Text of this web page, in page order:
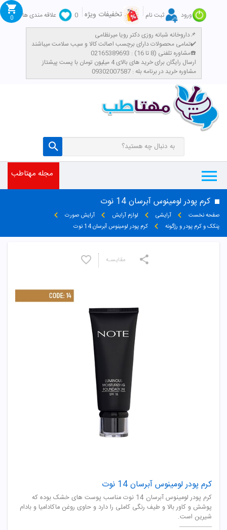
ورود ثبت نام تخفیفات ویژه 0
علاقه مندی ها
داروخانه شبانه روزی دکتر رویا میرنظامی📌
تمامی محصولات دارای برچسب اصالت کالا و سیب سلامت میباشند✔️
مشاوره تلفنی (8 تا 16) : 02165389693☎️
​ارسال رایگان برای خرید های بالای 4 میلیون تومان با پست پیشتاز
مشاوره خرید در برنامه بله : 09302007587
0
مجله مهتاطب
کرم پودر لومینوس آبرسان 14 نوت
صفحه نخست آرایشی لوازم آرایش
آرایش صورت
پنکک و کرم پودر و رژگونه
کرم پودر لومینوس آبرسان 14 نوت
کرم پودر لومینوس آبرسان 14 نوت
کرم پودر لومینوس آبرسان 14 نوت مناسب پوست های خشک بوده که
پوشش و کاور بالا و طیف رنگی کاملی را دارد و حاوی روغن ماکادامیا و بادام
شیرین است.
مقایسـه